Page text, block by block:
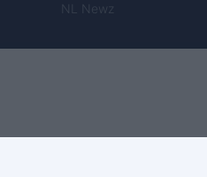
NL Newz